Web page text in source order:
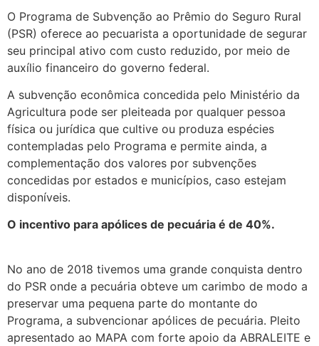
O Programa de Subvenção ao Prêmio do Seguro Rural
(PSR) oferece ao pecuarista a oportunidade de segurar
seu principal ativo com custo reduzido, por meio de
auxílio financeiro do governo federal.
A subvenção econômica concedida pelo Ministério da
Agricultura pode ser pleiteada por qualquer pessoa
física ou jurídica que cultive ou produza espécies
contempladas pelo Programa e permite ainda, a
complementação dos valores por subvenções
concedidas por estados e municípios, caso estejam
disponíveis.
O incentivo para apólices de pecuária é de 40%.
No ano de 2018 tivemos uma grande conquista dentro
do PSR onde a pecuária obteve um carimbo de modo a
preservar uma pequena parte do montante do
Programa, a subvencionar apólices de pecuária. Pleito
apresentado ao MAPA com forte apoio da ABRALEITE e